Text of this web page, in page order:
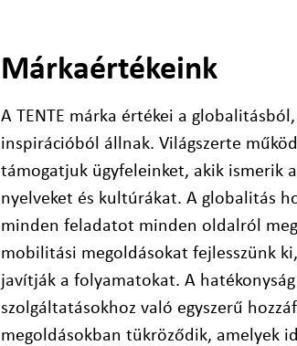
Márkaértékeink
A TENTE márka értékei a
inspirációból állnak. Világszerte
támogatjuk ügyfeleinket, akik ismerik
nyelveket és kultúrákat. A globalitás
minden feladatot minden oldalról
mobilitási megoldásokat fejlesszünk
javítják a folyamatokat. A
szolgáltatásokhoz való egyszerű
megoldásokban tükröződik, amelyek